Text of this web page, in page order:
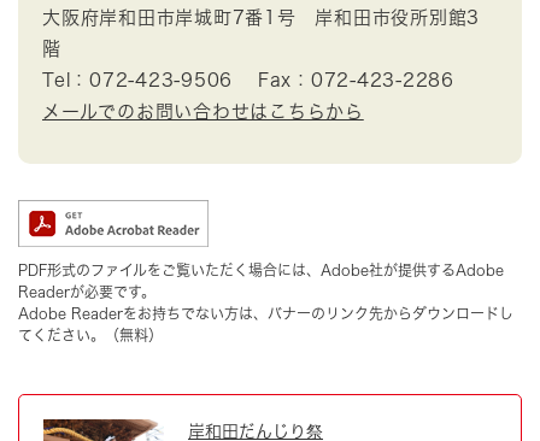
大阪府岸和田市岸城町7番1号 岸和田市役所別館3
階
Tel：072-423-9506
Fax：072-423-2286
メールでのお問い合わせはこちらから
PDF形式のファイルをご覧いただく場合には、Adobe社が提供するAdobe
Readerが必要です。
Adobe Readerをお持ちでない方は、バナーのリンク先からダウンロードし
てください。（無料）
岸和田だんじり祭